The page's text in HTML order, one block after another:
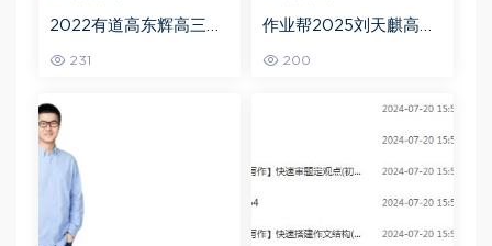
2022有道高东辉高三化
频教程+讲义+点睛班
231
作业帮2025刘天麒高二
200